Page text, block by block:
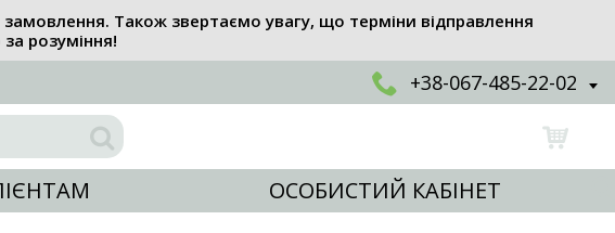
Також звертаємо увагу, що терміни відправлення
розуміння!
+38-067-485-22-02
ОСОБИСТИЙ КАБІНЕТ